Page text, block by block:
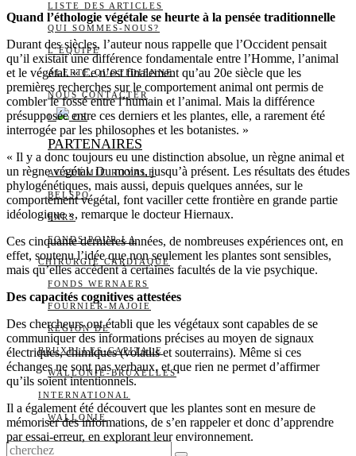
LISTE DES ARTICLES
QUI SOMMES-NOUS?
L’ÉQUIPE
ALERTE QUOTIDIENNE
NOUS CONTACTER
I DS
PARTENAIRES
ACADÉMIE ROYALE
BELSPO
FNRS
FONDS POUR LA
CHIRURGIE CARDIAQUE
FONDS WERNAERS
FOURNIER-MAJOIE
RÉGION DE
BRUXELLES-CAPITALE
WALLONIE-BRUXELLES
INTERNATIONAL
WALLONIE
Quand l’éthologie végétale se heurte à la pensée traditionnelle
Durant des siècles, l’auteur nous rappelle que l’Occident pensait
qu’il existait une différence fondamentale entre l’Homme, l’animal
et le végétal. « Ce n’est finalement qu’au 20e siècle que les
premières recherches sur le comportement animal ont permis de
combler le fossé entre l’humain et l’animal. Mais la différence
présupposée entre ces derniers et les plantes, elle, a rarement été
interrogée par les philosophes et les botanistes. »
« Il y a donc toujours eu une distinction absolue, un règne animal et
un règne végétal. Du moins, jusqu’à présent. Les résultats des études
phylogénétiques, mais aussi, depuis quelques années, sur le
comportement végétal, font vaciller cette frontière en grande partie
idéologique », remarque le docteur Hiernaux.
Ces cinquante dernières années, de nombreuses expériences ont, en
effet, soutenu l’idée que non seulement les plantes sont sensibles,
mais qu’elles accèdent à certaines facultés de la vie psychique.
Des capacités cognitives attestées
Des chercheurs ont établi que les végétaux sont capables de se
communiquer des informations précises au moyen de signaux
électriques, chimiques (volatils et souterrains). Même si ces
échanges ne sont pas verbaux, et que rien ne permet d’affirmer
qu’ils soient intentionnels.
Il a également été découvert que les plantes sont en mesure de
mémoriser des informations, de s’en rappeler et donc d’apprendre
par essai-erreur, en explorant leur environnement.